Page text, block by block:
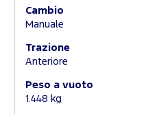
Cambio
Manuale
Trazione
Anteriore
Peso a vuoto
1.448 kg